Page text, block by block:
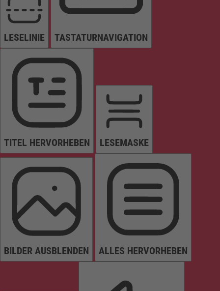
LESELINIE TASTATURNAVIGATION
TITEL HERVORHEBEN LESEMASKE
BILDER AUSBLENDEN ALLES HERVORHEBEN